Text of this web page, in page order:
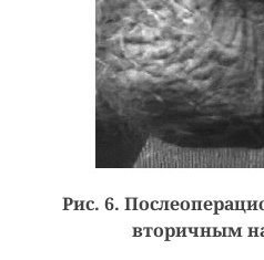
Рис. 6.
вторичным